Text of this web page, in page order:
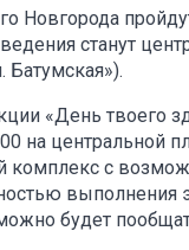
Новгорода
станут
Батумская»).
«День твоего
на центральной
комплекс с
выполнения
будет